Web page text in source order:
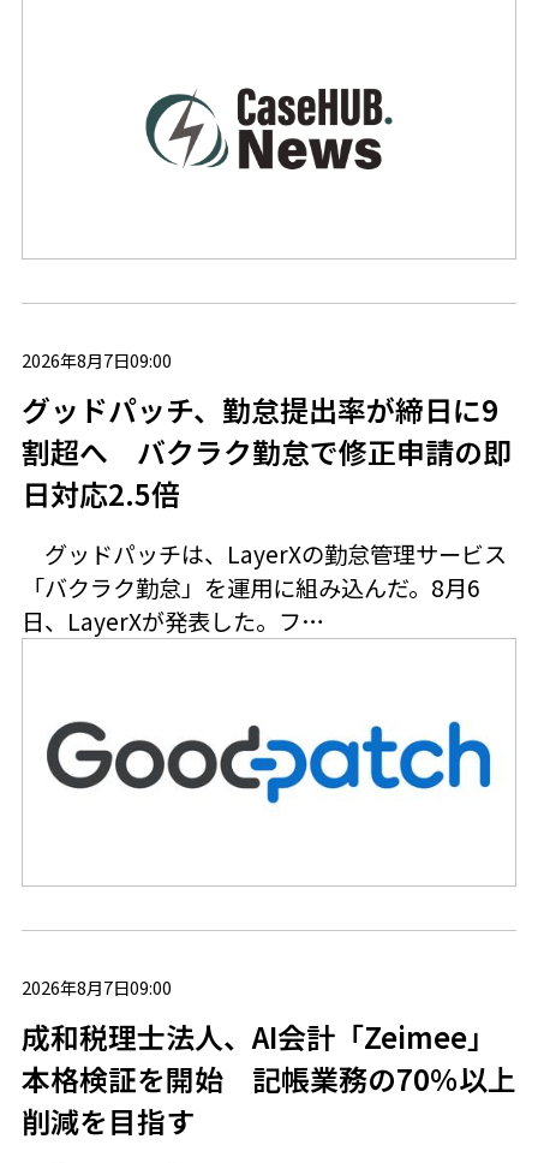
2026年8月7日09:00
グッドパッチ、勤怠提出率が締日に9
割超へ バクラク勤怠で修正申請の即
日対応2.5倍
グッドパッチは、LayerXの勤怠管理サービス
「バクラク勤怠」を運用に組み込んだ。8月6
日、LayerXが発表した。フ…
2026年8月7日09:00
成和税理士法人、AI会計「Zeimee」
本格検証を開始 記帳業務の70％以上
削減を目指す